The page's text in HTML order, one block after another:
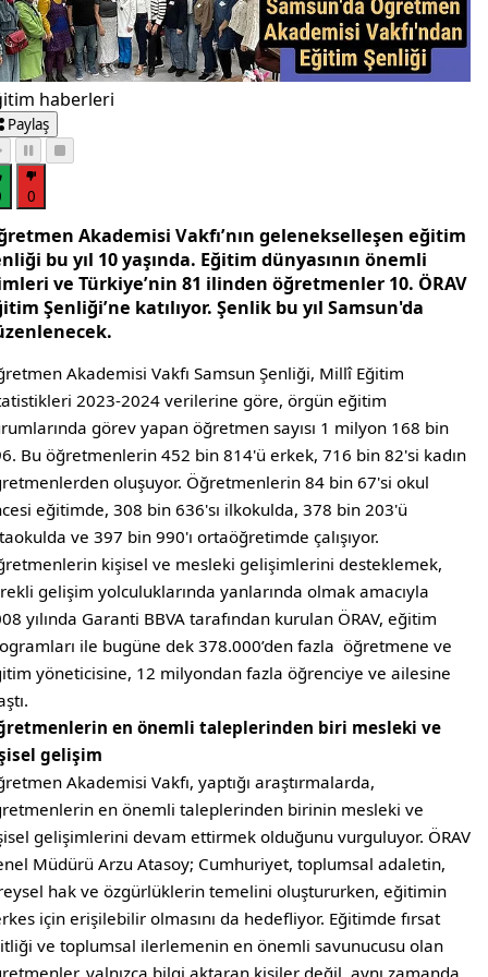
haberleri
Paylaş
0
Akademisi Vakfı’nın gelenekselleşen eğitim
bu yıl 10 yaşında. Eğitim dünyasının önemli
ve Türkiye’nin 81 ilinden öğretmenler 10. ÖRAV
Şenliği’ne katılıyor. Şenlik bu yıl Samsun'da
Akademisi Vakfı Samsun Şenliği, Millî Eğitim
2023-2024 verilerine göre, örgün eğitim
görev yapan öğretmen sayısı 1 milyon 168 bin
Bu öğretmenlerin 452 bin 814'ü erkek, 716 bin 82'si kadın
oluşuyor. Öğretmenlerin 84 bin 67'si okul
eğitimde, 308 bin 636'sı ilkokulda, 378 bin 203'ü
ve 397 bin 990'ı ortaöğretimde çalışıyor.
kişisel ve mesleki gelişimlerini desteklemek,
gelişim yolculuklarında yanlarında olmak amacıyla
yılında Garanti BBVA tarafından kurulan ÖRAV, eğitim
ile bugüne dek 378.000’den fazla öğretmene ve
yöneticisine, 12 milyondan fazla öğrenciye ve ailesine
en önemli taleplerinden biri mesleki ve
gelişim
Akademisi Vakfı, yaptığı araştırmalarda,
en önemli taleplerinden birinin mesleki ve
gelişimlerini devam ettirmek olduğunu vurguluyor. ÖRAV
Müdürü Arzu Atasoy; Cumhuriyet, toplumsal adaletin,
hak ve özgürlüklerin temelini oluştururken, eğitimin
için erişilebilir olmasını da hedefliyor. Eğitimde fırsat
ve toplumsal ilerlemenin en önemli savunucusu olan